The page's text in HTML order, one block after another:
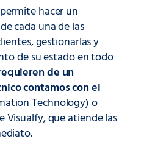
hacer un
cada una de las
gestionarlas y
de su estado en todo
de un
contamos con el
Technology) o
que atiende las